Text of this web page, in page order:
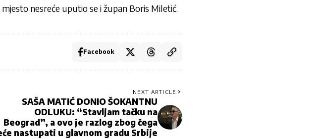
nesreće uputio se i župan Boris Miletić.
Facebook
NEXT ARTICLE
SAŠA MATIĆ DONIO ŠOKANTNU
ODLUKU: “Stavljam tačku na
Beograd”, a ovo je razlog zbog čega
nastupati u glavnom gradu Srbije